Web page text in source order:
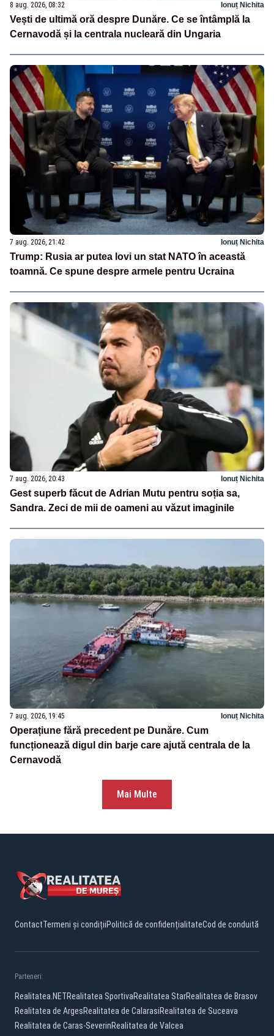
8 aug. 2026, 08:32 Ionuț Nichita
Vești de ultimă oră despre Dunăre. Ce se întâmplă la
Cernavodă și la centrala nucleară din Ungaria
7 aug. 2026, 21:42 Ionuț Nichita
Trump: Rusia ar putea lovi un stat NATO în această
toamnă. Ce spune despre armele pentru Ucraina
7 aug. 2026, 20:43 Ionuț Nichita
Gest superb făcut de Adrian Mutu pentru soția sa,
Sandra. Zeci de mii de oameni au văzut imaginile
7 aug. 2026, 19:45 Ionuț Nichita
Operațiune fără precedent pe Dunăre. Cum
funcționează digul din barje care ajută centrala de la
Cernavodă
Mai Multe
ContactTermeni și condițiiPolitică de confidențialitateCod de conduită
Parteneri:
Realitatea.NETRealitatea SportivaRealitatea StarRealitatea de Brasov
Realitatea de ArgesRealitatea de CalarasiRealitatea de Suceava
Realitatea de Caras-SeverinRealitatea de Valcea